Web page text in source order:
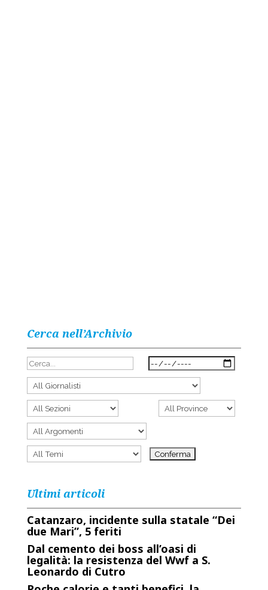
Cerca nell’Archivio
Ultimi articoli
Catanzaro, incidente sulla statale “Dei
due Mari”, 5 feriti
Dal cemento dei boss all’oasi di
legalità: la resistenza del Wwf a S.
Leonardo di Cutro